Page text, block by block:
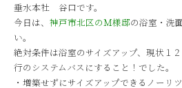
垂水本社 谷口です。
今日は、 神戸市北区のＭ様邸の浴室・洗
い。
絶対条件は浴室のサイズアップ、現状１
行のシステムバスにすること！でした。
・増築せずにサイズアップできるノーリ